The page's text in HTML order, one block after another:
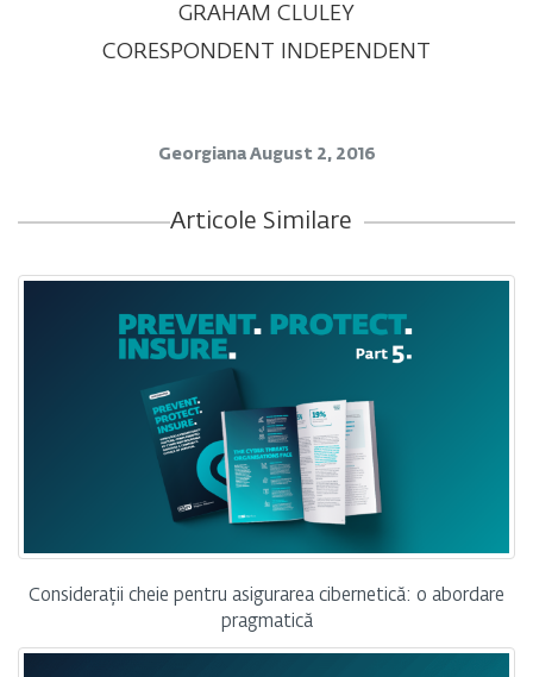
GRAHAM CLULEY
CORESPONDENT INDEPENDENT
Georgiana August 2, 2016
Articole Similare
Considerații cheie pentru asigurarea cibernetică: o abordare
pragmatică